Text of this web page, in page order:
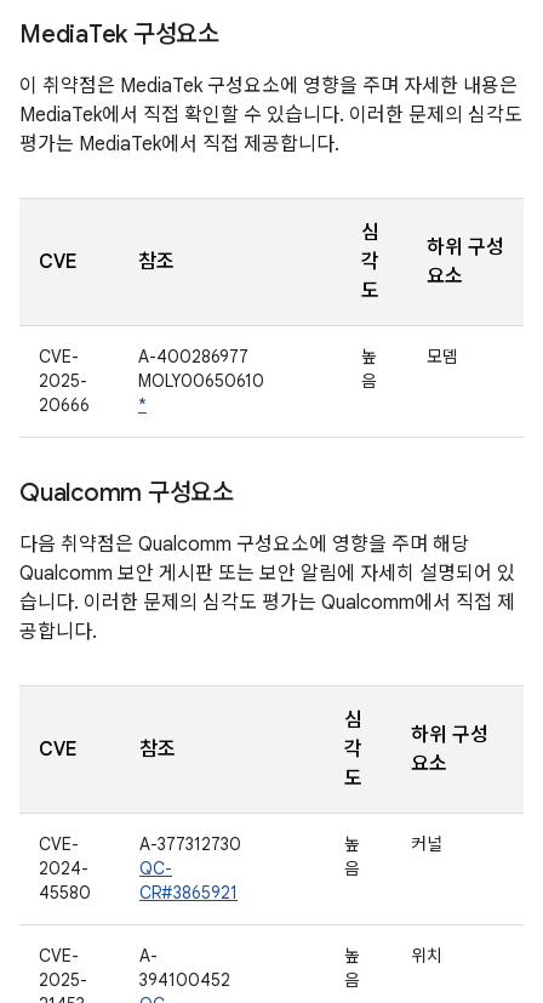
MediaTek 구성요소
이 취약점은 MediaTek 구성요소에 영향을 주며 자세한 내용은
MediaTek에서 직접 확인할 수 있습니다. 이러한 문제의 심각도
평가는 MediaTek에서 직접 제공합니다.
CVE 참조
심
각
도
하위 구성
요소
CVE-
2025-
20666
A-400286977
MOLY00650610
*
높
음
모뎀
Qualcomm 구성요소
다음 취약점은 Qualcomm 구성요소에 영향을 주며 해당
Qualcomm 보안 게시판 또는 보안 알림에 자세히 설명되어 있
습니다. 이러한 문제의 심각도 평가는 Qualcomm에서 직접 제
공합니다.
CVE 참조
심
각
도
하위 구성
요소
CVE-
2024-
45580
A-377312730
QC-
CR#3865921
높
음
커널
CVE-
2025-
A-
394100452
높
음
위치